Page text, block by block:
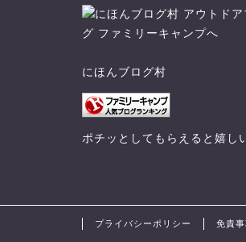
にほんブログ村
ポチッとしてもらえると嬉し
プライバシーポリシー 免責事